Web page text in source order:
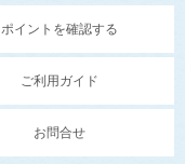
ポイントを確認する
ご利用ガイド
お問合せ